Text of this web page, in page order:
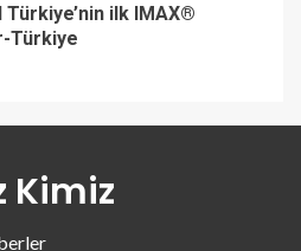
ilk IMAX®
Türkiye
Kimiz